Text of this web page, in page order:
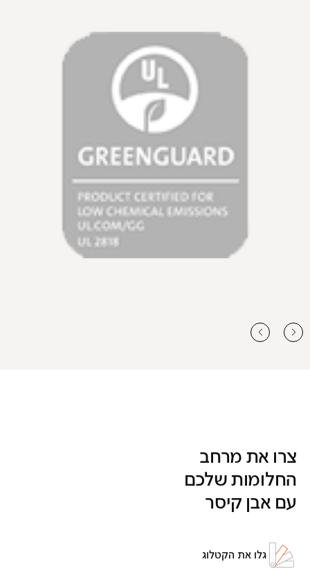
צרו את מרחב
החלומות שלכם
עם אבן קיסר
גלו את הקטלוג